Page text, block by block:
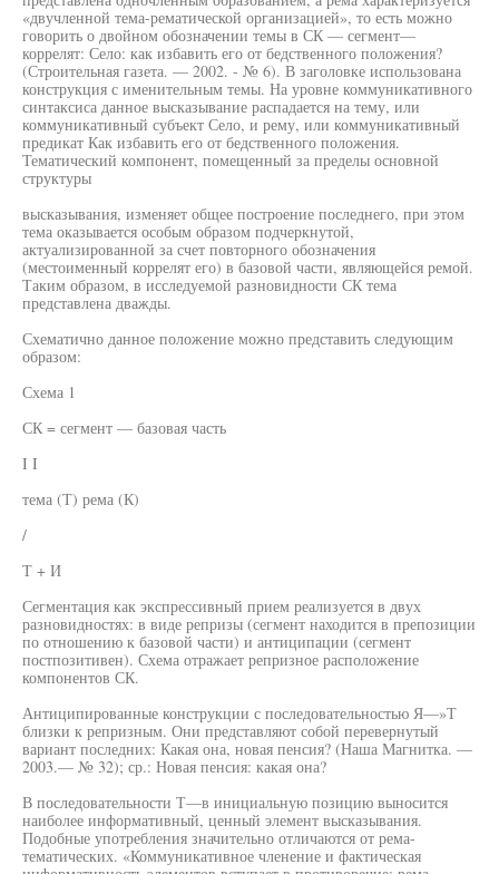
«двучленной тема-рематической организацией», то есть можно
говорить о двойном обозначении темы в СК — сегмент—
коррелят: Село: как избавить его от бедственного положения?
(Строительная газета. — 2002. - № 6). В заголовке использована
конструкция с именительным темы. На уровне коммуникативного
синтаксиса данное высказывание распадается на тему, или
коммуникативный субъект Село, и рему, или коммуникативный
предикат Как избавить его от бедственного положения.
Тематический компонент, помещенный за пределы основной
структуры
высказывания, изменяет общее построение последнего, при этом
тема оказывается особым образом подчеркнутой,
актуализированной за счет повторного обозначения
(местоименный коррелят его) в базовой части, являющейся ремой.
Таким образом, в исследуемой разновидности СК тема
представлена дважды.
Схематично данное положение можно представить следующим
образом:
Схема 1
СК = сегмент — базовая часть
I I
тема (Т) рема (К)
/
Т + И
Сегментация как экспрессивный прием реализуется в двух
разновидностях: в виде репризы (сегмент находится в препозиции
по отношению к базовой части) и антиципации (сегмент
постпозитивен). Схема отражает репризное расположение
компонентов СК.
Антиципированные конструкции с последовательностью Я—»Т
близки к репризным. Они представляют собой перевернутый
вариант последних: Какая она, новая пенсия? (Наша Магнитка. —
2003.— № 32); ср.: Новая пенсия: какая она?
В последовательности Т—в инициальную позицию выносится
наиболее информативный, ценный элемент высказывания.
Подобные употребления значительно отличаются от рема-
тематических. «Коммуникативное членение и фактическая